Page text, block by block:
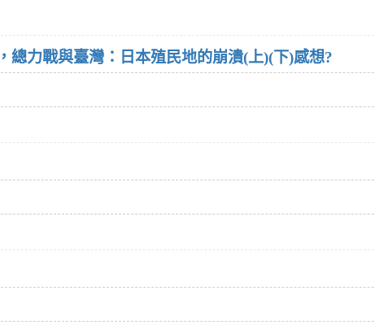
總力戰與臺灣：日本殖民地的崩潰(上)(下)感想?